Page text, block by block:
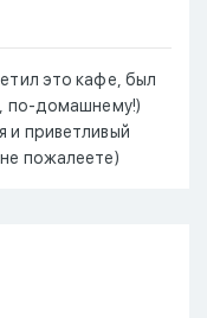
это кафе, был
по-домашнему!)
и приветливый
пожалеете)